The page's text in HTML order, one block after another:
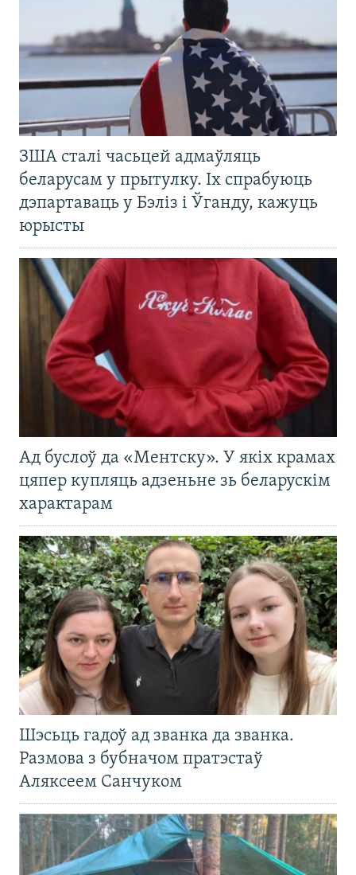
ЗША сталі часьцей адмаўляць
беларусам у прытулку. Іх спрабуюць
дэпартаваць у Бэліз і Ўганду, кажуць
юрысты
Ад буслоў да «Ментску». У якіх крамах
цяпер купляць адзеньне зь беларускім
характарам
Шэсьць гадоў ад званка да званка.
Размова з бубначом пратэстаў
Аляксеем Санчуком